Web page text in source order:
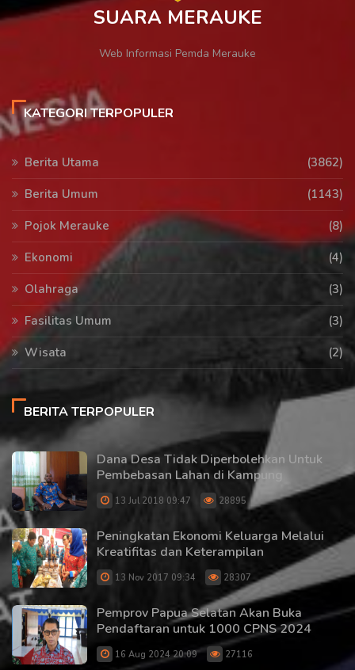
SUARA MERAUKE
Web Informasi Pemda Merauke
KATEGORI TERPOPULER
Berita Utama
(3862)
Berita Umum
(1143)
Pojok Merauke
(8)
Ekonomi
(4)
Olahraga
(3)
Fasilitas Umum
(3)
Wisata
(2)
BERITA TERPOPULER
Dana Desa Tidak Diperbolehkan Untuk
Pembebasan Lahan di Kampung
13 Jul 2018 09:47 28895
Peningkatan Ekonomi Keluarga Melalui
Kreatifitas dan Keterampilan
13 Nov 2017 09:34 28307
Pemprov Papua Selatan Akan Buka
Pendaftaran untuk 1000 CPNS 2024
16 Aug 2024 20:09 27116